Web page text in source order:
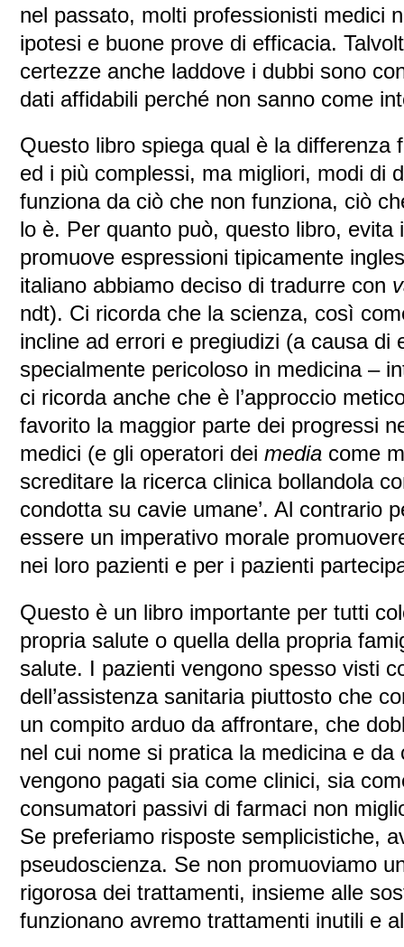
nel passato, molti professionisti medici
ipotesi e buone prove di efficacia.
certezze anche laddove i dubbi sono
dati affidabili perché non sanno come
Questo libro spiega qual è la differenza
ed i più complessi, ma migliori, modi di
funziona da ciò che non funziona, ciò
lo è. Per quanto può, questo libro, evita
promuove espressioni tipicamente
italiano abbiamo deciso di tradurre con
ndt). Ci ricorda che la scienza, così
incline ad errori e pregiudizi (a causa di
specialmente pericoloso in medicina –
ci ricorda anche che è l’approccio
favorito la maggior parte dei progressi
medici (e gli operatori dei media come
screditare la ricerca clinica bollandola
condotta su cavie umane’. Al contrario
essere un imperativo morale
nei loro pazienti e per i pazienti
Questo è un libro importante per tutti
propria salute o quella della propria
salute. I pazienti vengono spesso visti
dell’assistenza sanitaria piuttosto che
un compito arduo da affrontare, che
nel cui nome si pratica la medicina e da
vengono pagati sia come clinici, sia
consumatori passivi di farmaci non
Se preferiamo risposte semplicistiche,
pseudoscienza. Se non promuoviamo
rigorosa dei trattamenti, insieme alle
funzionano avremo trattamenti inutili e